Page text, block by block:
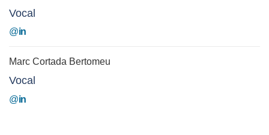
Vocal
@in
Marc Cortada Bertomeu
Vocal
@in